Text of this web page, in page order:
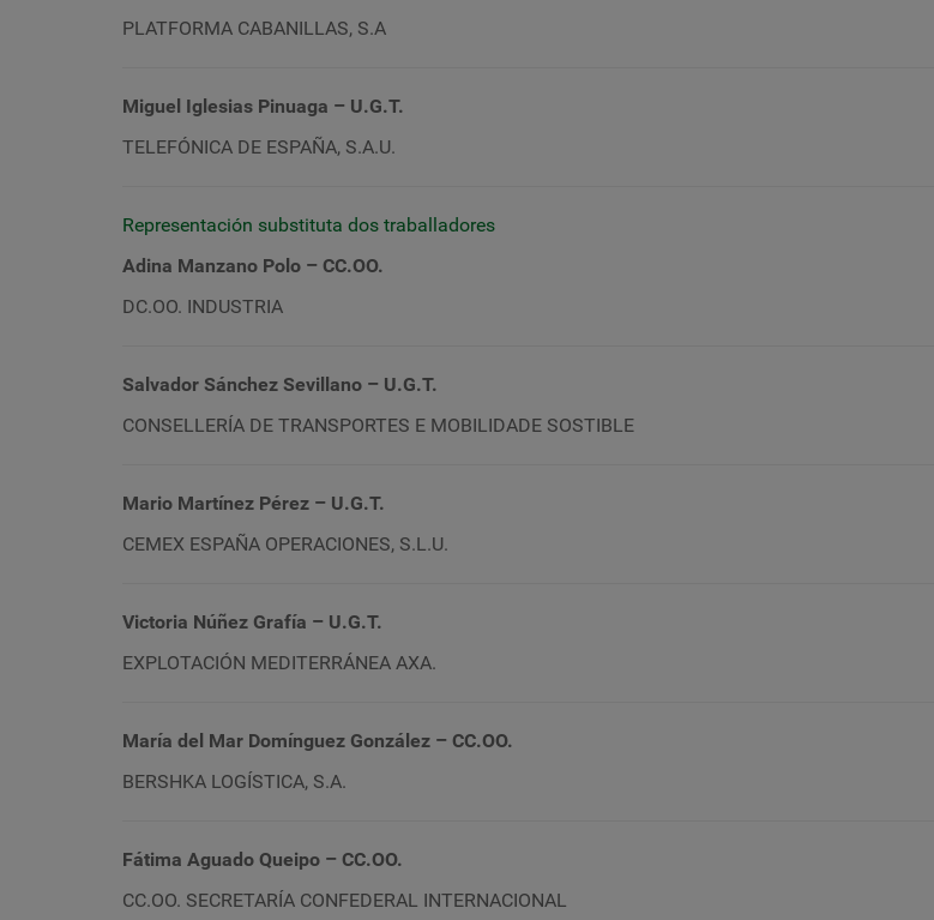
PLATFORMA CABANILLAS, S.A
Miguel Iglesias Pinuaga – U.G.T.
TELEFÓNICA DE ESPAÑA, S.A.U.
Representación substituta dos traballadores
Adina Manzano Polo – CC.OO.
DC.OO. INDUSTRIA
Salvador Sánchez Sevillano – U.G.T.
CONSELLERÍA DE TRANSPORTES E MOBILIDADE SOSTIBLE
Mario Martínez Pérez – U.G.T.
CEMEX ESPAÑA OPERACIONES, S.L.U.
Victoria Núñez Grafía – U.G.T.
EXPLOTACIÓN MEDITERRÁNEA AXA.
María del Mar Domínguez González – CC.OO.
BERSHKA LOGÍSTICA, S.A.
Fátima Aguado Queipo – CC.OO.
CC.OO. SECRETARÍA CONFEDERAL INTERNACIONAL